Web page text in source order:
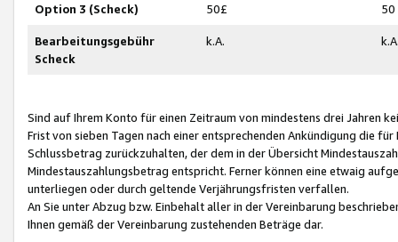
Option 3 (Scheck) 50£ 50
Bearbeitungsgebühr
Scheck
k.A.
Sind auf Ihrem Konto für einen Zeitraum von mindestens drei Jahren
Frist von sieben Tagen nach einer entsprechenden Ankündigung die
Schlussbetrag zurückzuhalten, der dem in der Übersicht
Mindestauszahlungsbetrag entspricht. Ferner können eine etwaig
unterliegen oder durch geltende Verjährungsfristen verfallen.
An Sie unter Abzug bzw. Einbehalt aller in der Vereinbarung
Ihnen gemäß der Vereinbarung zustehenden Beträge dar.